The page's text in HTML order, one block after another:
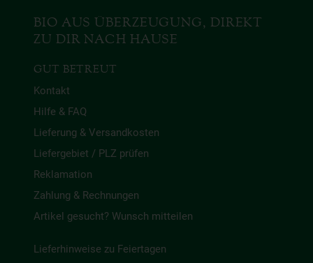
BIO AUS ÜBERZEUGUNG, DIREKT
ZU DIR NACH HAUSE
GUT BETREUT
Kontakt
Hilfe & FAQ
Lieferung & Versandkosten
Liefergebiet / PLZ prüfen
Reklamation
Zahlung & Rechnungen
Artikel gesucht? Wunsch mitteilen
Lieferhinweise zu Feiertagen